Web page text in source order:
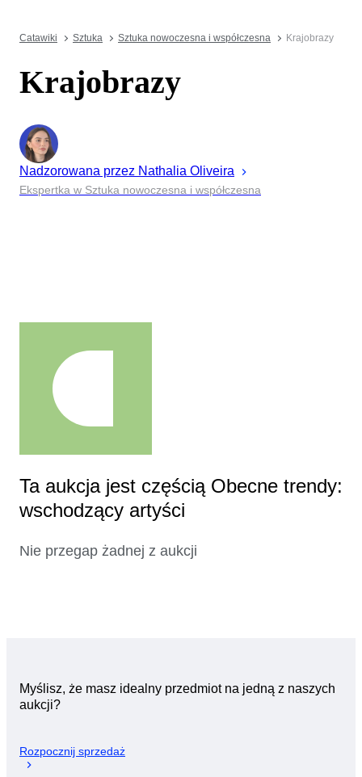
Catawiki Sztuka Sztuka nowoczesna i współczesna Krajobrazy
Krajobrazy
Nadzorowana przez Nathalia Oliveira
Ekspertka w Sztuka nowoczesna i współczesna
Ta aukcja jest częścią Obecne trendy:
wschodzący artyści
Nie przegap żadnej z aukcji
Myślisz, że masz idealny przedmiot na jedną z naszych
aukcji?
Rozpocznij sprzedaż